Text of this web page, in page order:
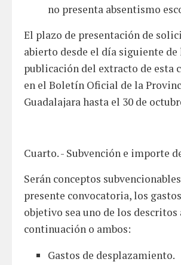
no presenta absentismo
El plazo de presentación de
abierto desde el día siguiente de
publicación del extracto de esta
en el Boletín Oficial de la
Guadalajara hasta el 30 de
Cuarto. - Subvención e importe
Serán conceptos
presente convocatoria, los
objetivo sea uno de los descritos
continuación o ambos:
Gastos de desplazamiento.